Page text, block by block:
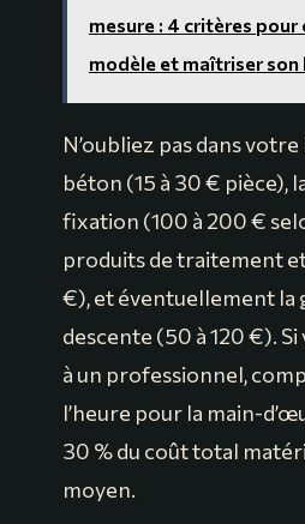
mesure : 4 critères pour
modèle et maîtriser
N’oubliez pas dans
béton (15 à 30 € pièce),
fixation (100 à 200 €
produits de traitement
€), et éventuellement la
descente (50 à 120 €).
à un professionnel,
l’heure pour la main-
30 % du coût total
moyen.